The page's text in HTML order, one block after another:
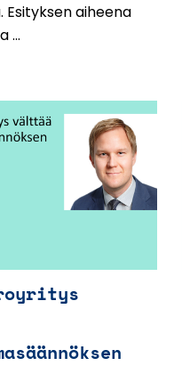
Esityksen aiheena
...